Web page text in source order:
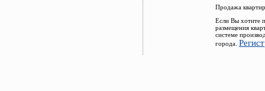
Продажа
Если Вы хотите
размещения
системе
города.